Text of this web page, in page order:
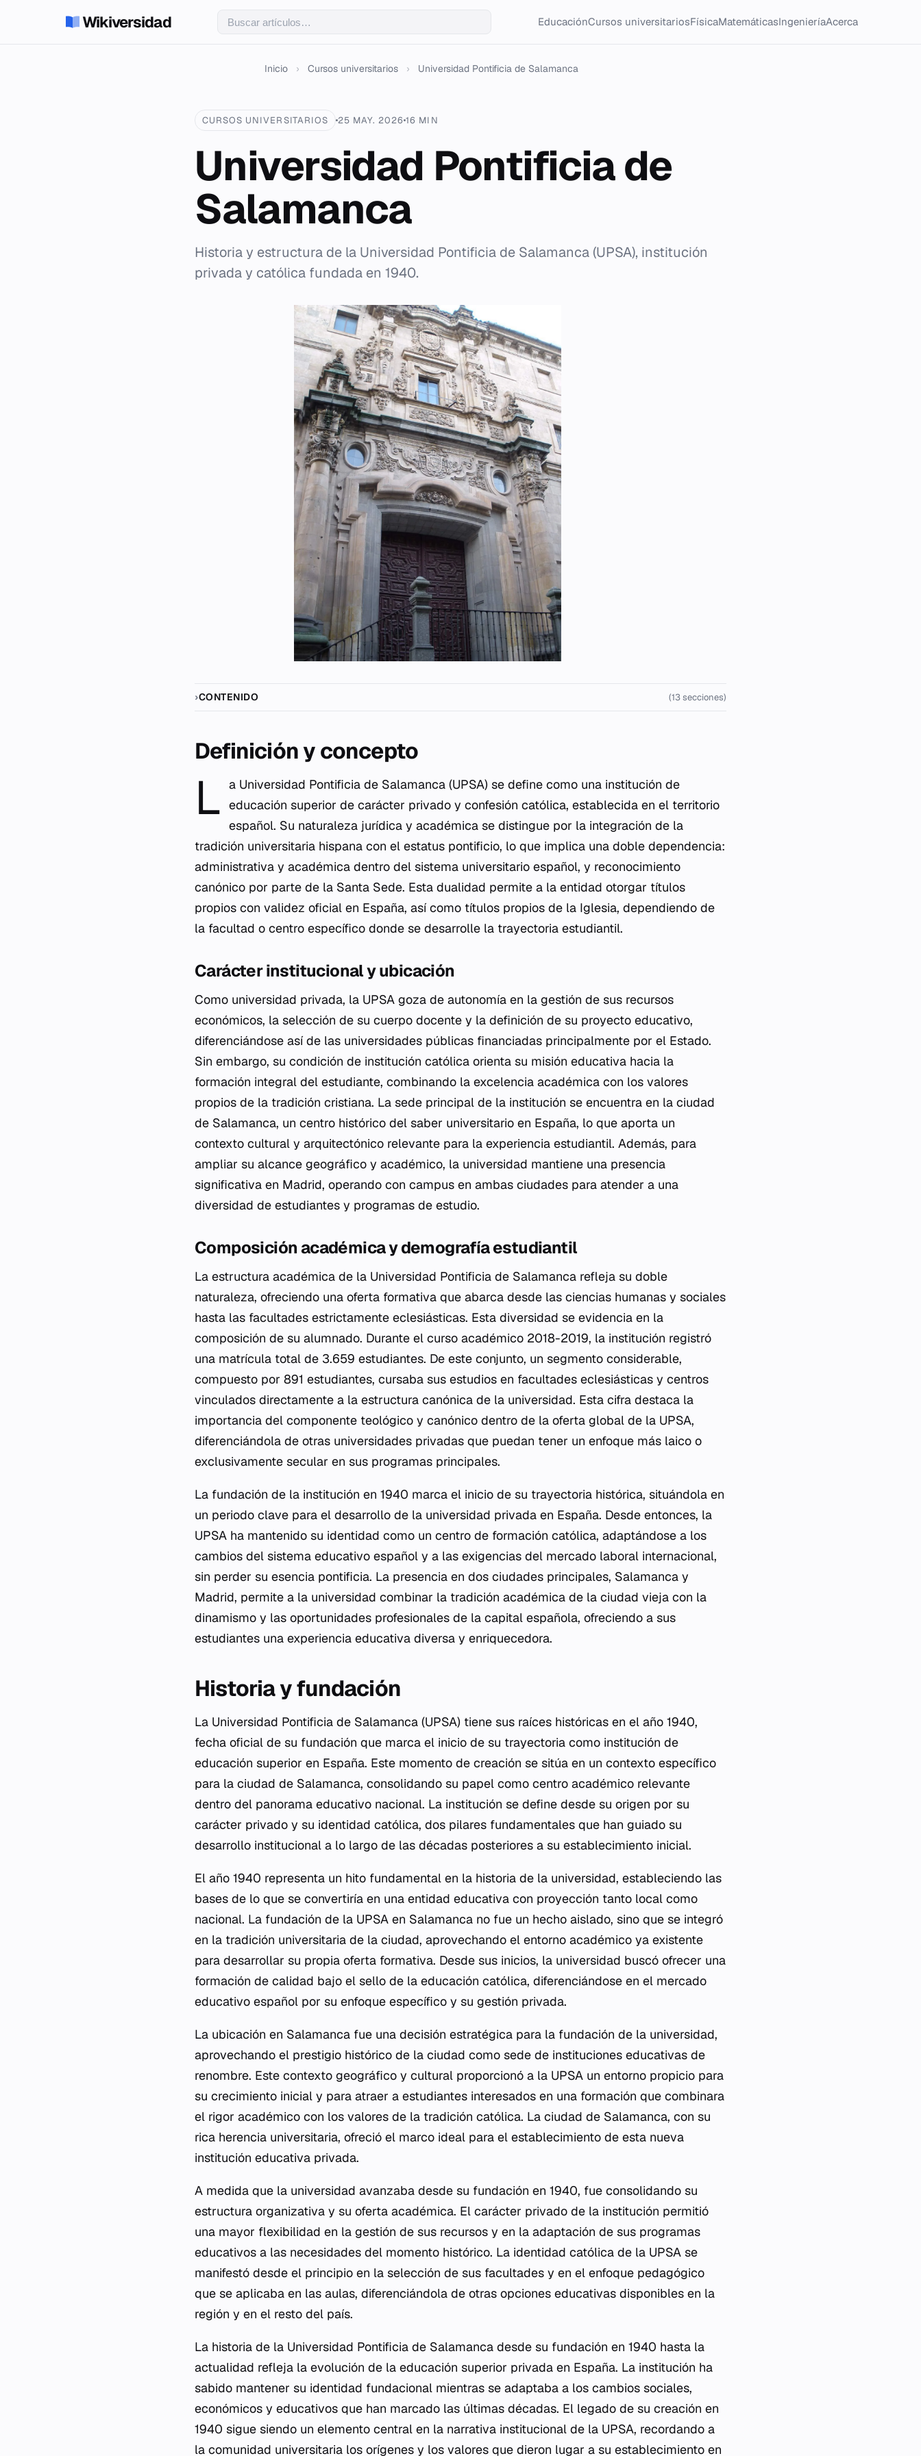
Wikiversidad EducaciónCursos universitariosFísicaMatemáticasIngenieríaAcerca
Inicio › Cursos universitarios › Universidad Pontificia de Salamanca
CURSOS UNIVERSITARIOS 25 MAY. 202616 MIN
Universidad Pontificia de
Salamanca
Historia y estructura de la Universidad Pontificia de Salamanca (UPSA), institución
privada y católica fundada en 1940.
CONTENIDO (13 secciones)
Definición y concepto
L a Universidad Pontificia de Salamanca (UPSA) se define como una institución de
educación superior de carácter privado y confesión católica, establecida en el territorio
español. Su naturaleza jurídica y académica se distingue por la integración de la
tradición universitaria hispana con el estatus pontificio, lo que implica una doble dependencia:
administrativa y académica dentro del sistema universitario español, y reconocimiento
canónico por parte de la Santa Sede. Esta dualidad permite a la entidad otorgar títulos
propios con validez oficial en España, así como títulos propios de la Iglesia, dependiendo de
la facultad o centro específico donde se desarrolle la trayectoria estudiantil.
Carácter institucional y ubicación
Como universidad privada, la UPSA goza de autonomía en la gestión de sus recursos
económicos, la selección de su cuerpo docente y la definición de su proyecto educativo,
diferenciándose así de las universidades públicas financiadas principalmente por el Estado.
Sin embargo, su condición de institución católica orienta su misión educativa hacia la
formación integral del estudiante, combinando la excelencia académica con los valores
propios de la tradición cristiana. La sede principal de la institución se encuentra en la ciudad
de Salamanca, un centro histórico del saber universitario en España, lo que aporta un
contexto cultural y arquitectónico relevante para la experiencia estudiantil. Además, para
ampliar su alcance geográfico y académico, la universidad mantiene una presencia
significativa en Madrid, operando con campus en ambas ciudades para atender a una
diversidad de estudiantes y programas de estudio.
Composición académica y demografía estudiantil
La estructura académica de la Universidad Pontificia de Salamanca refleja su doble
naturaleza, ofreciendo una oferta formativa que abarca desde las ciencias humanas y sociales
hasta las facultades estrictamente eclesiásticas. Esta diversidad se evidencia en la
composición de su alumnado. Durante el curso académico 2018-2019, la institución registró
una matrícula total de 3.659 estudiantes. De este conjunto, un segmento considerable,
compuesto por 891 estudiantes, cursaba sus estudios en facultades eclesiásticas y centros
vinculados directamente a la estructura canónica de la universidad. Esta cifra destaca la
importancia del componente teológico y canónico dentro de la oferta global de la UPSA,
diferenciándola de otras universidades privadas que puedan tener un enfoque más laico o
exclusivamente secular en sus programas principales.
La fundación de la institución en 1940 marca el inicio de su trayectoria histórica, situándola en
un periodo clave para el desarrollo de la universidad privada en España. Desde entonces, la
UPSA ha mantenido su identidad como un centro de formación católica, adaptándose a los
cambios del sistema educativo español y a las exigencias del mercado laboral internacional,
sin perder su esencia pontificia. La presencia en dos ciudades principales, Salamanca y
Madrid, permite a la universidad combinar la tradición académica de la ciudad vieja con la
dinamismo y las oportunidades profesionales de la capital española, ofreciendo a sus
estudiantes una experiencia educativa diversa y enriquecedora.
Historia y fundación
La Universidad Pontificia de Salamanca (UPSA) tiene sus raíces históricas en el año 1940,
fecha oficial de su fundación que marca el inicio de su trayectoria como institución de
educación superior en España. Este momento de creación se sitúa en un contexto específico
para la ciudad de Salamanca, consolidando su papel como centro académico relevante
dentro del panorama educativo nacional. La institución se define desde su origen por su
carácter privado y su identidad católica, dos pilares fundamentales que han guiado su
desarrollo institucional a lo largo de las décadas posteriores a su establecimiento inicial.
El año 1940 representa un hito fundamental en la historia de la universidad, estableciendo las
bases de lo que se convertiría en una entidad educativa con proyección tanto local como
nacional. La fundación de la UPSA en Salamanca no fue un hecho aislado, sino que se integró
en la tradición universitaria de la ciudad, aprovechando el entorno académico ya existente
para desarrollar su propia oferta formativa. Desde sus inicios, la universidad buscó ofrecer una
formación de calidad bajo el sello de la educación católica, diferenciándose en el mercado
educativo español por su enfoque específico y su gestión privada.
La ubicación en Salamanca fue una decisión estratégica para la fundación de la universidad,
aprovechando el prestigio histórico de la ciudad como sede de instituciones educativas de
renombre. Este contexto geográfico y cultural proporcionó a la UPSA un entorno propicio para
su crecimiento inicial y para atraer a estudiantes interesados en una formación que combinara
el rigor académico con los valores de la tradición católica. La ciudad de Salamanca, con su
rica herencia universitaria, ofreció el marco ideal para el establecimiento de esta nueva
institución educativa privada.
A medida que la universidad avanzaba desde su fundación en 1940, fue consolidando su
estructura organizativa y su oferta académica. El carácter privado de la institución permitió
una mayor flexibilidad en la gestión de sus recursos y en la adaptación de sus programas
educativos a las necesidades del momento histórico. La identidad católica de la UPSA se
manifestó desde el principio en la selección de sus facultades y en el enfoque pedagógico
que se aplicaba en las aulas, diferenciándola de otras opciones educativas disponibles en la
región y en el resto del país.
La historia de la Universidad Pontificia de Salamanca desde su fundación en 1940 hasta la
actualidad refleja la evolución de la educación superior privada en España. La institución ha
sabido mantener su identidad fundacional mientras se adaptaba a los cambios sociales,
económicos y educativos que han marcado las últimas décadas. El legado de su creación en
1940 sigue siendo un elemento central en la narrativa institucional de la UPSA, recordando a
la comunidad universitaria los orígenes y los valores que dieron lugar a su establecimiento en